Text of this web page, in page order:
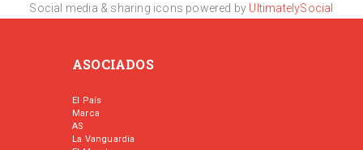
Social media & sharing icons powered by UltimatelySocial
ASOCIADOS
El País
Marca
AS
La Vanguardia